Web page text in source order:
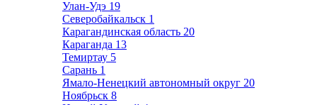
Улан-Удэ 19
Северобайкальск 1
Карагандинская область 20
Караганда 13
Темиртау 5
Сарань 1
Ямало-Ненецкий автономный округ 20
Ноябрьск 8